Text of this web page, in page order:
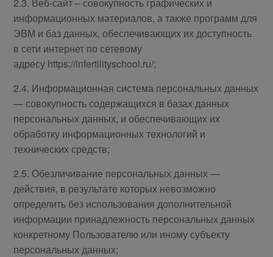
информационных материалов, а также программ для
ЭВМ и баз данных, обеспечивающих их доступность
в сети интернет по сетевому
адресу https://infertilityschool.ru/;
2.4. Информационная система персональных данных
— совокупность содержащихся в базах данных
персональных данных, и обеспечивающих их
обработку информационных технологий и
технических средств;
2.5. Обезличивание персональных данных —
действия, в результате которых невозможно
определить без использования дополнительной
информации принадлежность персональных данных
конкретному Пользователю или иному субъекту
персональных данных;